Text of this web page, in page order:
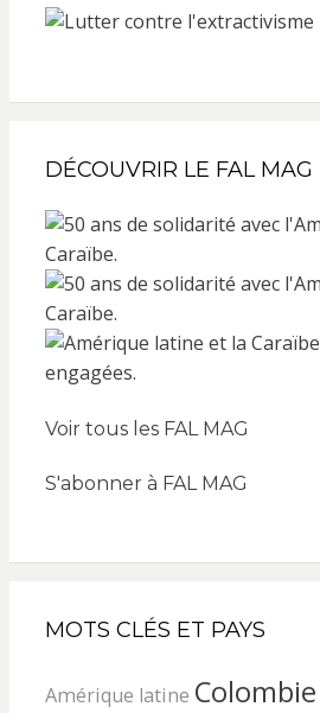
DÉCOUVRIR LE FAL MAG
Voir tous les FAL MAG
S'abonner à FAL MAG
MOTS CLÉS ET PAYS
Amérique latine Colombie